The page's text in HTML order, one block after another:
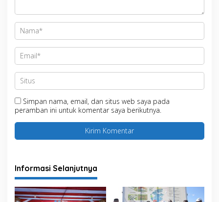
Simpan nama, email, dan situs web saya pada
peramban ini untuk komentar saya berikutnya.
Informasi Selanjutnya